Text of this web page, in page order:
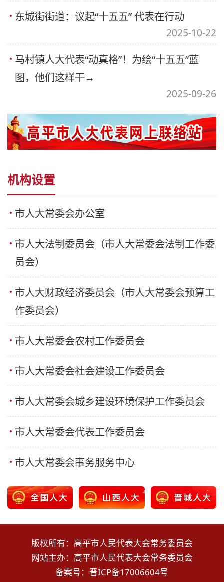
东城街街道：议起“十五五” 代表在行动
2025-10-22
马村镇人大代表“动真格”！为绘“十五五”蓝
图，他们这样干→
2025-09-26
机构设置
市人大常委会办公室
市人大法制委员会（市人大常委会法制工作委
员会）
市人大财政经济委员会（市人大常委会预算工
作委员会）
市人大常委会农村工作委员会
市人大常委会社会建设工作委员会
市人大常委会城乡建设环境保护工作委员会
市人大常委会代表工作委员会
市人大常委会事务服务中心
版权所有：高平市人民代表大会常务委员会
网站主办：高平市人民代表大会常务委员会
备案号： 晋ICP备17006604号